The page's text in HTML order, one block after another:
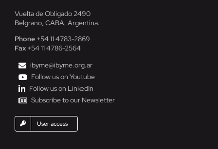
Vuelta de Obligado 2490
Belgrano, CABA, Argentina.
Phone+54 11 4783-2869
Fax+54 11 4786-2564
ibyme@ibyme.org.ar
Follow us on Youtube
Follow us on LinkedIn
Subscribe to our Newsletter
User access